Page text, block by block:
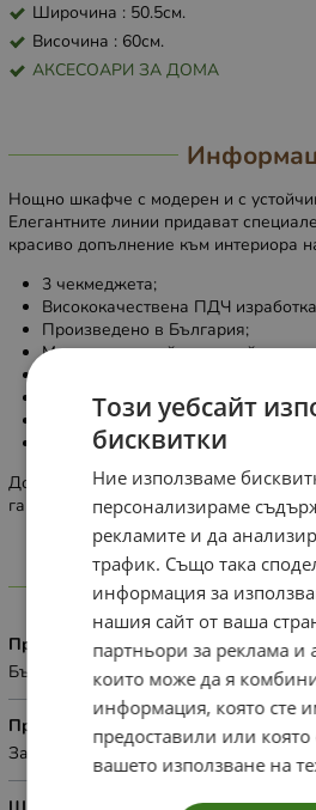
Широчина : 50.5см.
Височина : 60см.
АКСЕСОАРИ ЗА ДОМА
Нощно шкафче с модерен и с
Елегантните линии придават
красиво допълнение към интериора
3 чекмеджета;
Висококачествена ПДЧ
Произведено в България;
Модерен и устойчив дизайн;
Каталог с цветове:https://
Механизми скрит монтаж ;
Плавно прибиране Hettich;
Доставка 2-4 седмици след датата на
гаранция.
Произход
България
Приложение
За дома
Този уебсайт
бисквитки
Ние използваме
персонализираме
рекламите и да
трафик. Също така
информация за
нашия сайт от ваша
партньори за реклама и
които може да я
информация, която сте
предоставили или която
вашето използване на